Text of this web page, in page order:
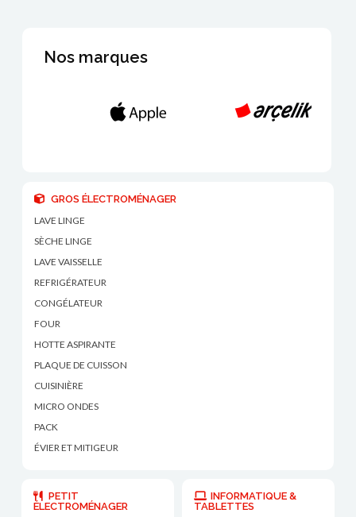
Nos marques
GROS ÉLECTROMÉNAGER
LAVE LINGE
SÈCHE LINGE
LAVE VAISSELLE
REFRIGÉRATEUR
CONGÉLATEUR
FOUR
HOTTE ASPIRANTE
PLAQUE DE CUISSON
CUISINIÈRE
MICRO ONDES
PACK
ÉVIER ET MITIGEUR
PETIT
ÉLECTROMÉNAGER
INFORMATIQUE &
TABLETTES